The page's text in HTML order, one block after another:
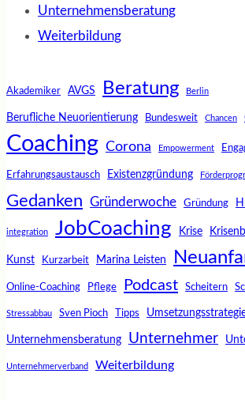
Unternehmensberatung
Weiterbildung
Akademiker AVGS Beratung Berlin
Berufliche Neuorientierung Bundesweit Chancen
Coaching Corona Empowerment
Erfahrungsaustausch Existenzgründung
Gedanken Gründerwoche Gründung
integration JobCoaching Krise
Kunst Kurzarbeit Marina Leisten
Online-Coaching Pflege Podcast Scheitern
Stressabbau Sven Pioch Tipps
Unternehmensberatung Unternehmer
Unternehmerverband Weiterbildung